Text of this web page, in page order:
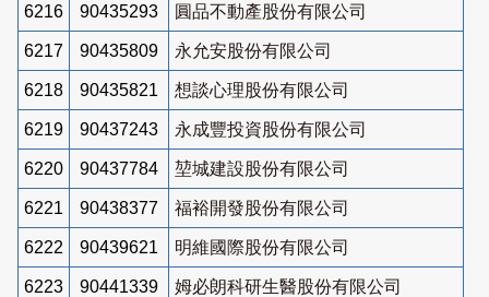
6216 90435293 圓品不動產股份有限公司
6217 90435809 永允安股份有限公司
6218 90435821 想談心理股份有限公司
6219 90437243 永成豐投資股份有限公司
6220 90437784 堃城建設股份有限公司
6221 90438377 福裕開發股份有限公司
6222 90439621 明維國際股份有限公司
6223 90441339 姆必朗科研生醫股份有限公司